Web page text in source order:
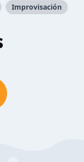
Improvisación